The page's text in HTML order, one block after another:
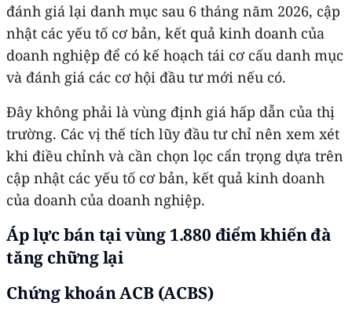
đánh giá lại danh mục sau 6 tháng năm 2026, cập
nhật các yếu tố cơ bản, kết quả kinh doanh của
doanh nghiệp để có kế hoạch tái cơ cấu danh mục
và đánh giá các cơ hội đầu tư mới nếu có.
Đây không phải là vùng định giá hấp dẫn của thị
trường. Các vị thế tích lũy đầu tư chỉ nên xem xét
khi điều chỉnh và cần chọn lọc cẩn trọng dựa trên
cập nhật các yếu tố cơ bản, kết quả kinh doanh
của doanh của doanh nghiệp.
Áp lực bán tại vùng 1.880 điểm khiến đà
tăng chững lại
Chứng khoán ACB (ACBS)